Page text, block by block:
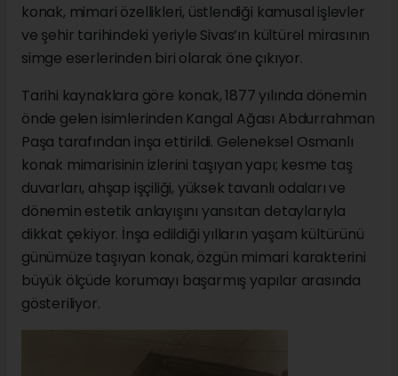
konak, mimari özellikleri, üstlendiği kamusal işlevler
ve şehir tarihindeki yeriyle Sivas’ın kültürel mirasının
simge eserlerinden biri olarak öne çıkıyor.
Tarihi kaynaklara göre konak, 1877 yılında dönemin
önde gelen isimlerinden Kangal Ağası Abdurrahman
Paşa tarafından inşa ettirildi. Geleneksel Osmanlı
konak mimarisinin izlerini taşıyan yapı; kesme taş
duvarları, ahşap işçiliği, yüksek tavanlı odaları ve
dönemin estetik anlayışını yansıtan detaylarıyla
dikkat çekiyor. İnşa edildiği yılların yaşam kültürünü
günümüze taşıyan konak, özgün mimari karakterini
büyük ölçüde korumayı başarmış yapılar arasında
gösteriliyor.